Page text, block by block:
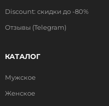
Discount: скидки до -80%
Отзывы (Telegram)
КАТАЛОГ
Мужское
Женское